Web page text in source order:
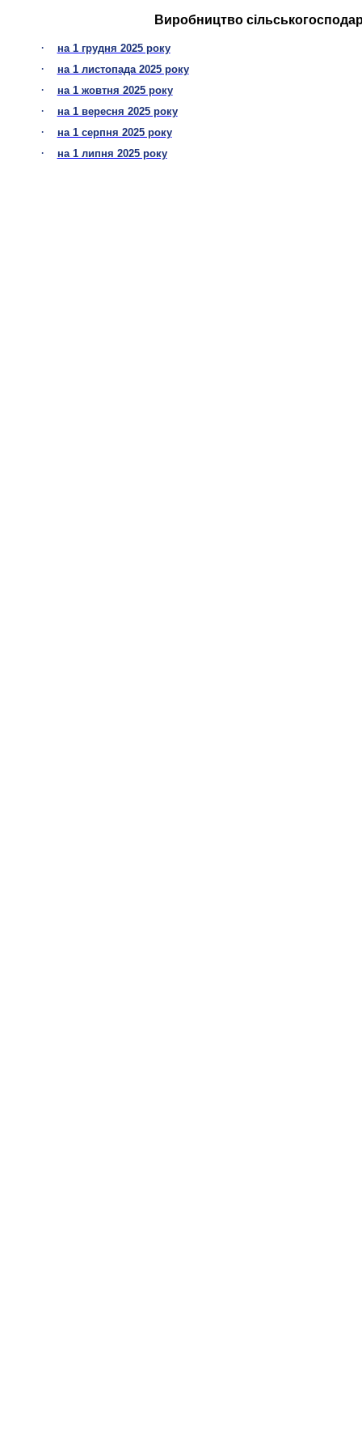
Виробництво
·
на 1 грудня 2025 року
· на 1 листопада 2025 року
· на 1 жовтня 2025 року
· на 1 вересня 2025 року
· на 1 серпня 2025 року
· на 1 липня 2025 року